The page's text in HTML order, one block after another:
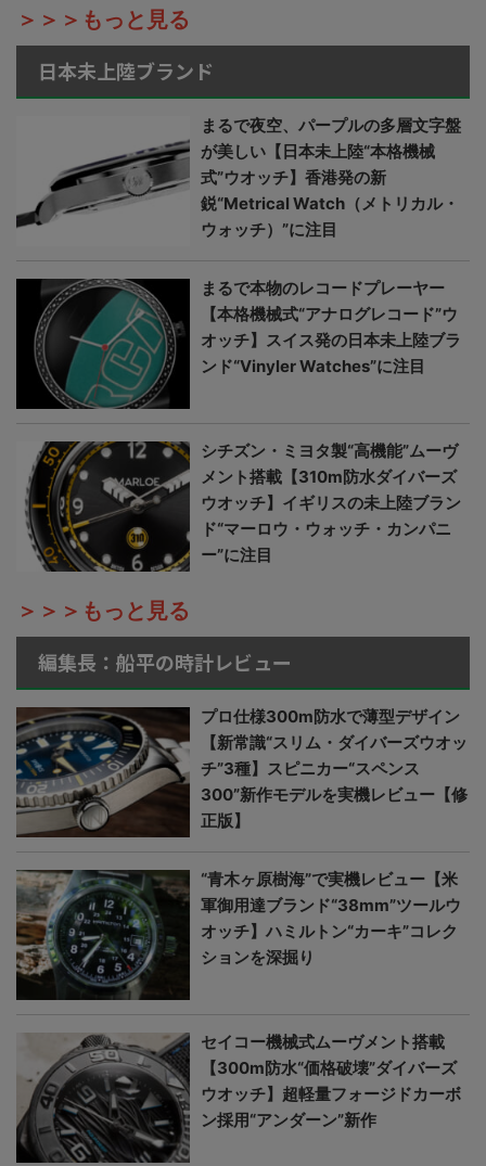
＞＞＞もっと見る
日本未上陸ブランド
まるで夜空、パープルの多層文字盤
が美しい【日本未上陸“本格機械
式”ウオッチ】香港発の新
鋭“Metrical Watch（メトリカル・
ウォッチ）”に注目
まるで本物のレコードプレーヤー
【本格機械式“アナログレコード”ウ
オッチ】スイス発の日本未上陸ブラ
ンド“Vinyler Watches”に注目
シチズン・ミヨタ製“高機能”ムーヴ
メント搭載【310m防水ダイバーズ
ウオッチ】イギリスの未上陸ブラン
ド“マーロウ・ウォッチ・カンパニ
ー”に注目
＞＞＞もっと見る
編集長：船平の時計レビュー
プロ仕様300m防水で薄型デザイン
【新常識“スリム・ダイバーズウオッ
チ”3種】スピニカー“スペンス
300”新作モデルを実機レビュー【修
正版】
“青木ヶ原樹海”で実機レビュー【米
軍御用達ブランド“38mm”ツールウ
オッチ】ハミルトン“カーキ”コレク
ションを深掘り
セイコー機械式ムーヴメント搭載
【300m防水“価格破壊”ダイバーズ
ウオッチ】超軽量フォージドカーボ
ン採用“アンダーン”新作